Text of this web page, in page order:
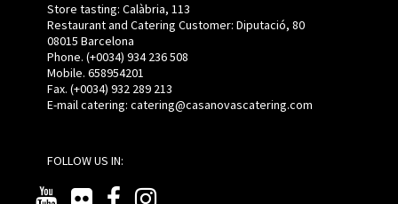
Store tasting: Calàbria, 113
Restaurant and Catering Customer: Diputació, 80
08015 Barcelona
Phone. (+0034) 934 236 508
Mobile. 658954201
Fax. (+0034) 932 289 213
E-mail catering: catering@casanovascatering.com
FOLLOW US IN: